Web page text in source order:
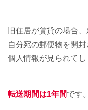
旧住居が賃貸の場合
自分宛の郵便物を開封
個人情報が見られてし
転送期間は1年間です。